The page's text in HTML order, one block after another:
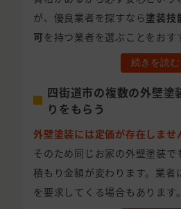
が、優良業者を探すなら塗装技
可 を持つ業者を選ぶことをおす
続きを読む
四街道市の複数の外壁塗
りをもらう
外壁塗装には定価が存在しませ
そのため同じお家の外壁塗装で
積もり金額が変わります。業者
を要求してくる場合もあります。